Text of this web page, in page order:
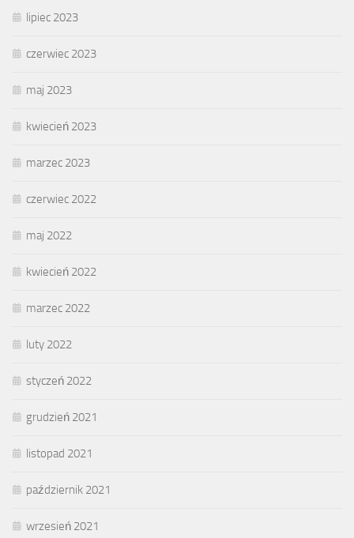
lipiec 2023
czerwiec 2023
maj 2023
kwiecień 2023
marzec 2023
czerwiec 2022
maj 2022
kwiecień 2022
marzec 2022
luty 2022
styczeń 2022
grudzień 2021
listopad 2021
październik 2021
wrzesień 2021